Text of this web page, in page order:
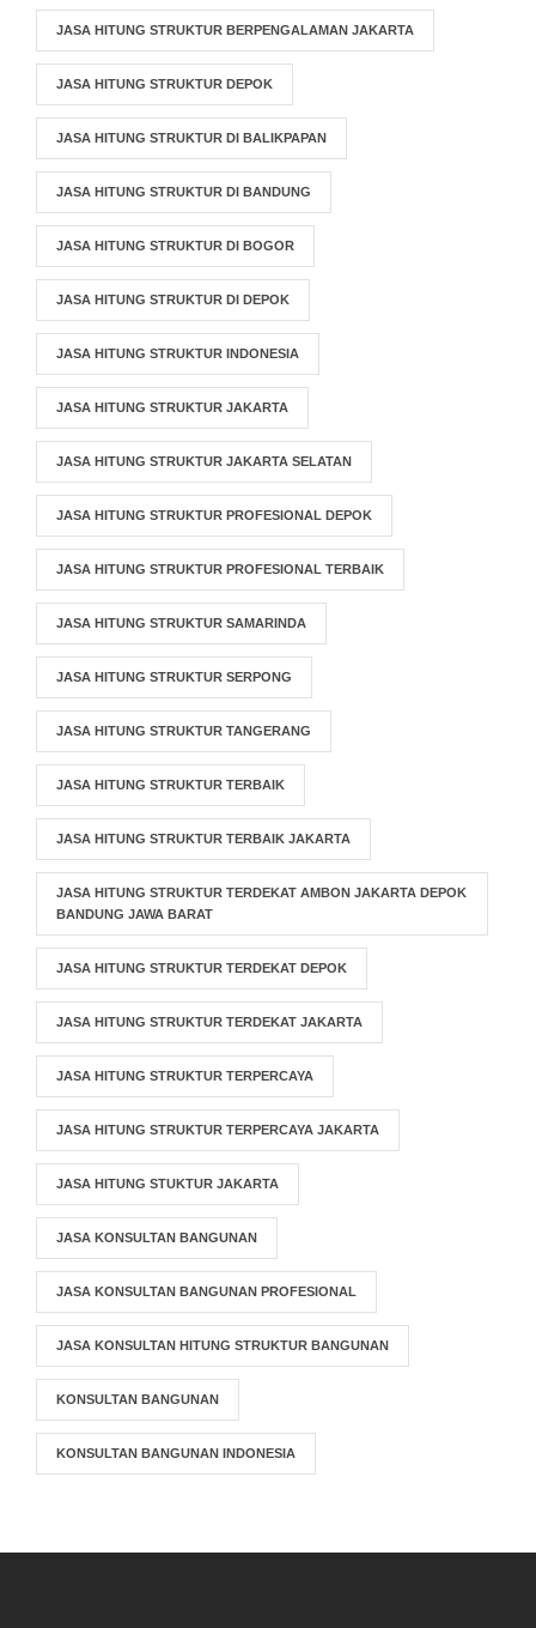
JASA HITUNG STRUKTUR BERPENGALAMAN JAKARTA
JASA HITUNG STRUKTUR DEPOK
JASA HITUNG STRUKTUR DI BALIKPAPAN
JASA HITUNG STRUKTUR DI BANDUNG
JASA HITUNG STRUKTUR DI BOGOR
JASA HITUNG STRUKTUR DI DEPOK
JASA HITUNG STRUKTUR INDONESIA
JASA HITUNG STRUKTUR JAKARTA
JASA HITUNG STRUKTUR JAKARTA SELATAN
JASA HITUNG STRUKTUR PROFESIONAL DEPOK
JASA HITUNG STRUKTUR PROFESIONAL TERBAIK
JASA HITUNG STRUKTUR SAMARINDA
JASA HITUNG STRUKTUR SERPONG
JASA HITUNG STRUKTUR TANGERANG
JASA HITUNG STRUKTUR TERBAIK
JASA HITUNG STRUKTUR TERBAIK JAKARTA
JASA HITUNG STRUKTUR TERDEKAT AMBON JAKARTA DEPOK
BANDUNG JAWA BARAT
JASA HITUNG STRUKTUR TERDEKAT DEPOK
JASA HITUNG STRUKTUR TERDEKAT JAKARTA
JASA HITUNG STRUKTUR TERPERCAYA
JASA HITUNG STRUKTUR TERPERCAYA JAKARTA
JASA HITUNG STUKTUR JAKARTA
JASA KONSULTAN BANGUNAN
JASA KONSULTAN BANGUNAN PROFESIONAL
JASA KONSULTAN HITUNG STRUKTUR BANGUNAN
KONSULTAN BANGUNAN
KONSULTAN BANGUNAN INDONESIA